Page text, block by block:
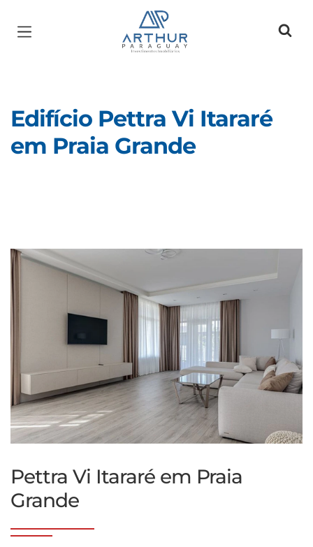
Página inicial
Edifício Pettra Vi Itararé
em Praia Grande
Pettra Vi Itararé em Praia
Grande